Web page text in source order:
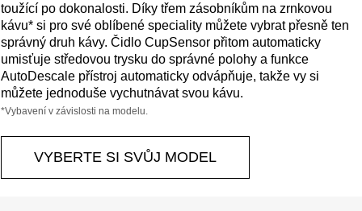
toužící po dokonalosti. Díky třem zásobníkům na zrnkovou
kávu* si pro své oblíbené speciality můžete vybrat přesně ten
správný druh kávy. Čidlo CupSensor přitom automaticky
umisťuje středovou trysku do správné polohy a funkce
AutoDescale přístroj automaticky odvápňuje, takže vy si
můžete jednoduše vychutnávat svou kávu.
*Vybavení v závislosti na modelu.
VYBERTE SI SVŮJ MODEL